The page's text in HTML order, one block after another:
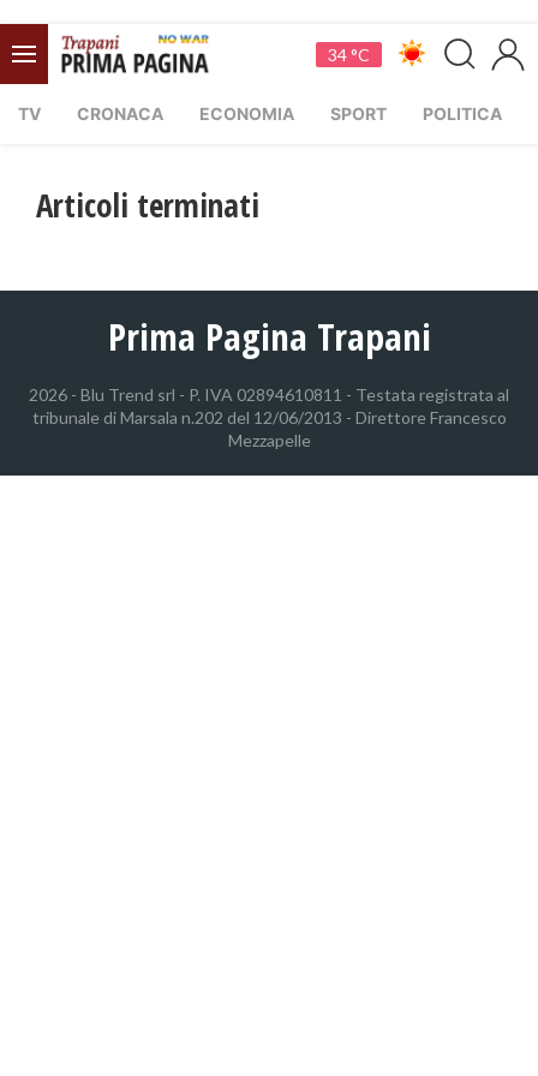
34 °C
TV CRONACA ECONOMIA SPORT POLITICA
Articoli terminati
Prima Pagina Trapani
2026 - Blu Trend srl - P. IVA 02894610811 - Testata registrata al
tribunale di Marsala n.202 del 12/06/2013 - Direttore Francesco
Mezzapelle